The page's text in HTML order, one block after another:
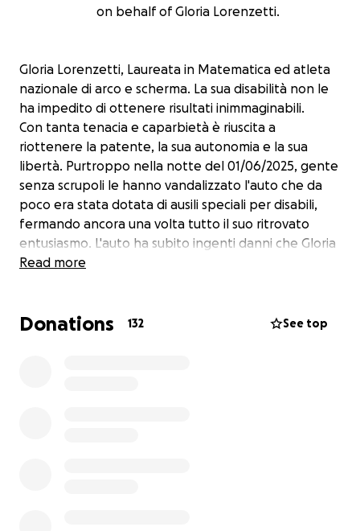
on behalf of Gloria Lorenzetti.
Gloria Lorenzetti, Laureata in Matematica ed atleta
nazionale di arco e scherma. La sua disabilità non le
ha impedito di ottenere risultati inimmaginabili.
Con tanta tenacia e caparbietà è riuscita a
riottenere la patente, la sua autonomia e la sua
libertà. Purtroppo nella notte del 01/06/2025, gente
senza scrupoli le hanno vandalizzato l'auto che da
poco era stata dotata di ausili speciali per disabili,
fermando ancora una volta tutto il suo ritrovato
entusiasmo. L'auto ha subito ingenti danni che Gloria
con le sue sole forze, difficilmente riuscirà a far
contributo per rimettersi ancora una volta in strada
Read more
Donations 132 See top